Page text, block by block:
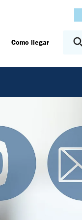
Como llegar